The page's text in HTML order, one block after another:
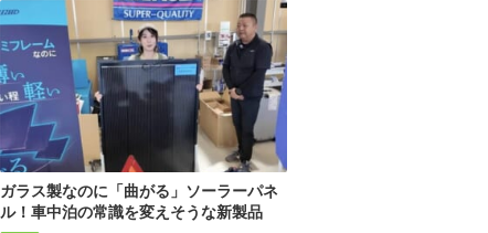
ガラス製なのに「曲がる」ソーラーパネ
ル！車中泊の常識を変えそうな新製品